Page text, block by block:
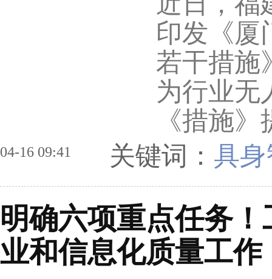
印发《厦
若干措施
为行业无
《措施
04-16 09:41 关键词： 具
明确六项重点任务
业和信息化质量工作